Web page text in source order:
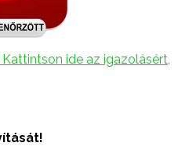
ide az igazolásért,